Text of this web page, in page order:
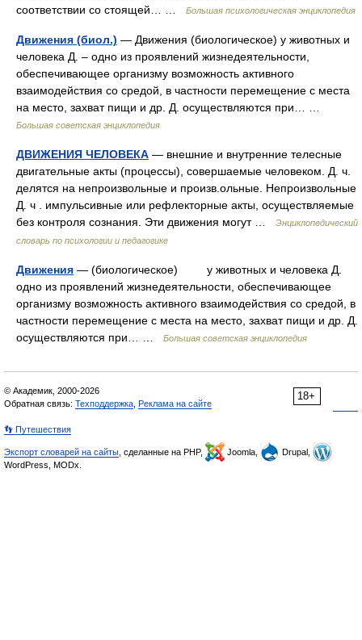
соответствии со стоящей… …
Большая психологическая энциклопедия
Движения (биол.) — Движения (биологическое) у животных и
человека Д. ‒ одно из проявлений жизнедеятельности,
обеспечивающее организму возможность активного
взаимодействия со средой, в частности перемещение с места
на место, захват пищи и др. Д. осуществляются при… …
Большая советская энциклопедия
ДВИЖЕНИЯ ЧЕЛОВЕКА — внешние и внутренние телесные
двигательные акты (процессы), совершаемые человеком. Д. ч.
делятся на непроизвольные и произв.ольные. Непроизвольные
Д. ч . импульсивные или рефлекторные акты, осуществляемые
без контроля сознания. Эти движения могут …
Энциклопедический
словарь по психологии и педагогике
Движения — (биологическое) у животных и человека Д.
одно из проявлений жизнедеятельности, обеспечивающее
организму возможность активного взаимодействия со средой, в
частности перемещение с места на место, захват пищи и др. Д.
осуществляются при… …
Большая советская энциклопедия
18+
© Академик, 2000-2026
Обратная связь: Техподдержка Реклама на сайте
👣 Путешествия
Экспорт словарей на сайты , сделанные на PHP, Joomla,
Drupal,
WordPress, MODx.